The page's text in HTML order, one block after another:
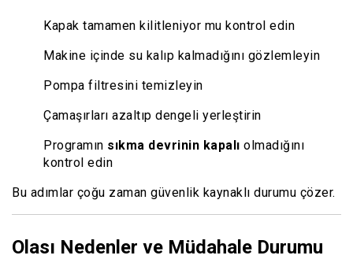
Kapak tamamen kilitleniyor mu kontrol edin
Makine içinde su kalıp kalmadığını gözlemleyin
Pompa filtresini temizleyin
Çamaşırları azaltıp dengeli yerleştirin
Programın sıkma devrinin kapalı olmadığını
kontrol edin
Bu adımlar çoğu zaman güvenlik kaynaklı durumu çözer.
Olası Nedenler ve Müdahale Durumu